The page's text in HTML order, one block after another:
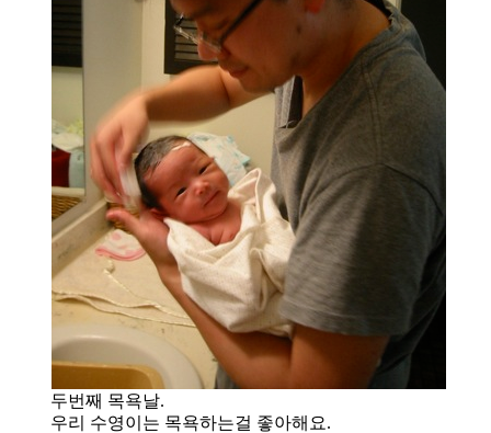
두번째 목욕날.
우리 수영이는 목욕하는걸 좋아해요.